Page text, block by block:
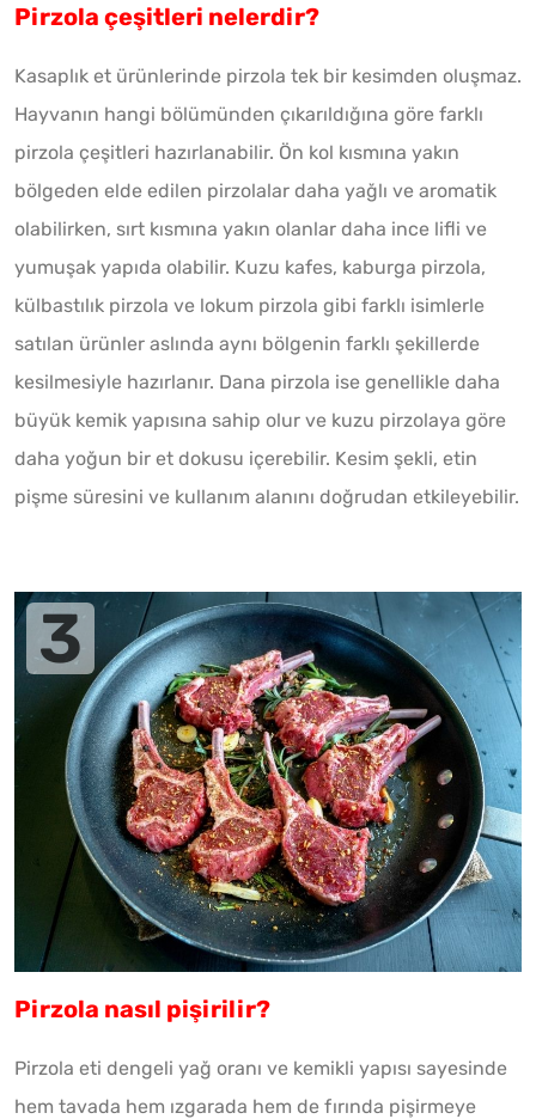
Pirzola çeşitleri nelerdir?
Kasaplık et ürünlerinde pirzola tek bir kesimden oluşmaz.
Hayvanın hangi bölümünden çıkarıldığına göre farklı
pirzola çeşitleri hazırlanabilir. Ön kol kısmına yakın
bölgeden elde edilen pirzolalar daha yağlı ve aromatik
olabilirken, sırt kısmına yakın olanlar daha ince lifli ve
yumuşak yapıda olabilir. Kuzu kafes, kaburga pirzola,
külbastılık pirzola ve lokum pirzola gibi farklı isimlerle
satılan ürünler aslında aynı bölgenin farklı şekillerde
kesilmesiyle hazırlanır. Dana pirzola ise genellikle daha
büyük kemik yapısına sahip olur ve kuzu pirzolaya göre
daha yoğun bir et dokusu içerebilir. Kesim şekli, etin
pişme süresini ve kullanım alanını doğrudan etkileyebilir.
Pirzola nasıl pişirilir?
Pirzola eti dengeli yağ oranı ve kemikli yapısı sayesinde
hem tavada hem ızgarada hem de fırında pişirmeye